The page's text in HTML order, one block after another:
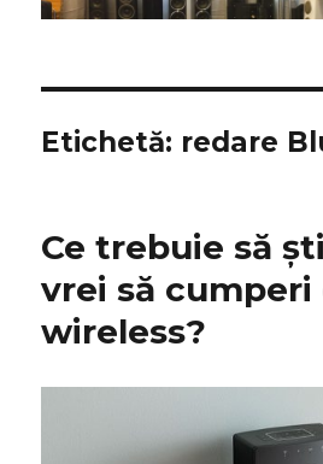
Etichetă: redare
Ce trebuie să
vrei să cumperi
wireless?